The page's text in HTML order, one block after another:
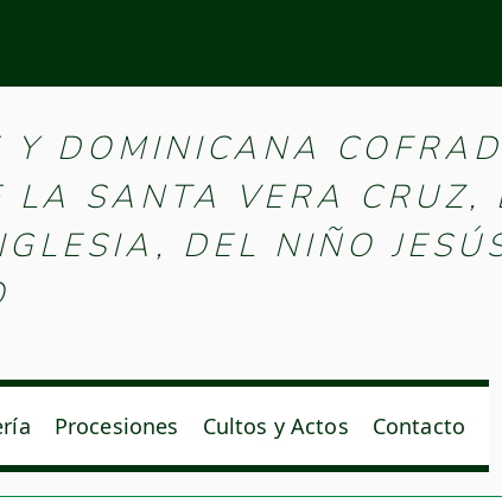
Cruz de Palencia
DOMINICANA
LA SANTA VERA CRUZ,
DEL NIÑO
Procesiones Cultos y Actos Contacto